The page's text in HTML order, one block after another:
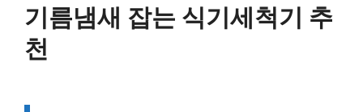
기름냄새 잡는 식기세척기 추
천